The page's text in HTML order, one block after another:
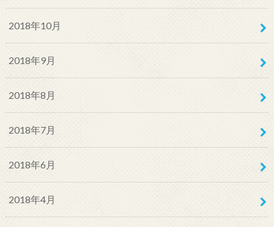
2018年10月
2018年9月
2018年8月
2018年7月
2018年6月
2018年4月